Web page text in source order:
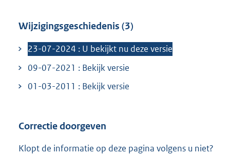
Wijzigingsgeschiedenis (3)
23-07-2024 : U bekijkt nu deze versie
09-07-2021 : Bekijk versie
01-03-2011 : Bekijk versie
Correctie doorgeven
Klopt de informatie op deze pagina volgens u niet?